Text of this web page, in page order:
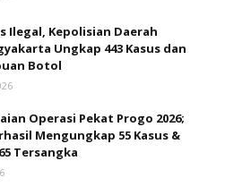
Ilegal, Kepolisian Daerah
Ungkap 443 Kasus dan
Botol
Operasi Pekat Progo 2026;
Mengungkap 55 Kasus &
Tersangka